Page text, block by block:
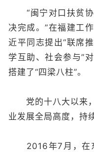
“闽宁对口扶贫协
决完成。”在福建工
近平同志提出“联席
学互助、社会参与”
搭建了“四梁八柱”。
党的十八大以来，
业发展全局高度，持
2016年7月，在东